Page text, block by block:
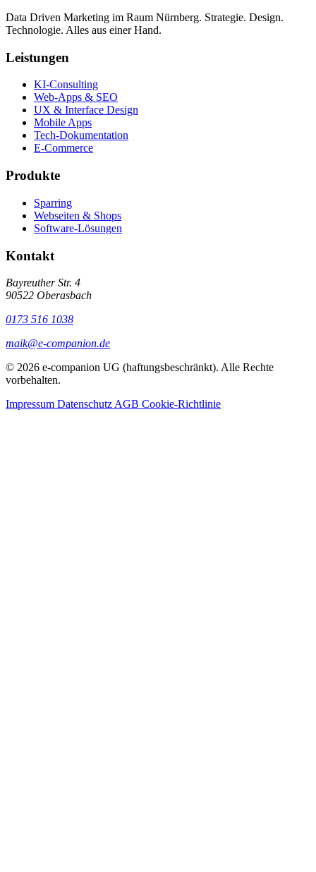
Data Driven Marketing im Raum Nürnberg. Strategie. Design.
Technologie. Alles aus einer Hand.
Leistungen
KI-Consulting
Web-Apps & SEO
UX & Interface Design
Mobile Apps
Tech-Dokumentation
E-Commerce
Produkte
Sparring
Webseiten & Shops
Software-Lösungen
Kontakt
Bayreuther Str. 4
90522 Oberasbach
0173 516 1038
maik@e-companion.de
© 2026 e-companion UG (haftungsbeschränkt). Alle Rechte
vorbehalten.
Impressum Datenschutz AGB Cookie-Richtlinie